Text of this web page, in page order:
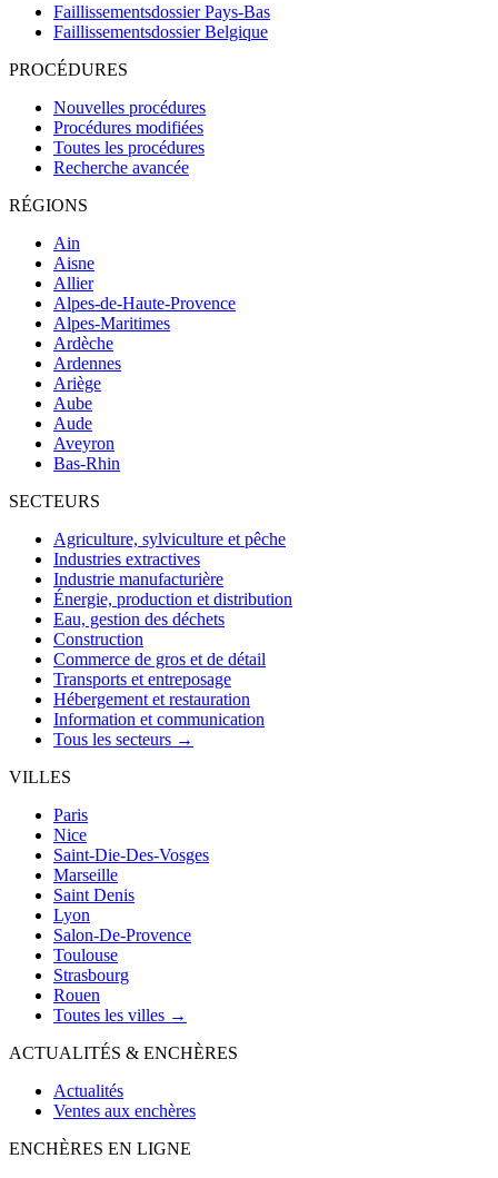
Faillissementsdossier Pays-Bas
Faillissementsdossier Belgique
PROCÉDURES
Nouvelles procédures
Procédures modifiées
Toutes les procédures
Recherche avancée
RÉGIONS
Ain
Aisne
Allier
Alpes-de-Haute-Provence
Alpes-Maritimes
Ardèche
Ardennes
Ariège
Aube
Aude
Aveyron
Bas-Rhin
SECTEURS
Agriculture, sylviculture et pêche
Industries extractives
Industrie manufacturière
Énergie, production et distribution
Eau, gestion des déchets
Construction
Commerce de gros et de détail
Transports et entreposage
Hébergement et restauration
Information et communication
Tous les secteurs →
VILLES
Paris
Nice
Saint-Die-Des-Vosges
Marseille
Saint Denis
Lyon
Salon-De-Provence
Toulouse
Strasbourg
Rouen
Toutes les villes →
ACTUALITÉS & ENCHÈRES
Actualités
Ventes aux enchères
ENCHÈRES EN LIGNE